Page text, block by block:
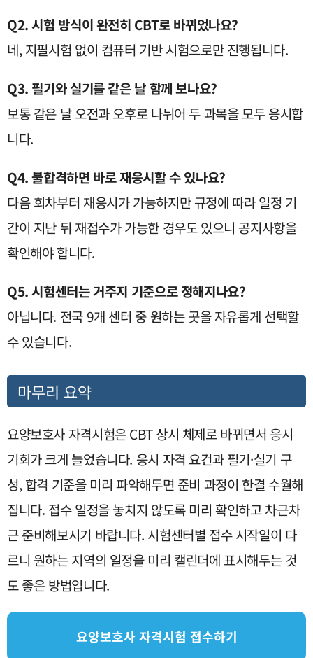
Q2. 시험 방식이 완전히 CBT로 바뀌었나요?
네, 지필시험 없이 컴퓨터 기반 시험으로만 진행됩니다.
Q3. 필기와 실기를 같은 날 함께 보나요?
보통 같은 날 오전과 오후로 나뉘어 두 과목을 모두 응시합
니다.
Q4. 불합격하면 바로 재응시할 수 있나요?
다음 회차부터 재응시가 가능하지만 규정에 따라 일정 기
간이 지난 뒤 재접수가 가능한 경우도 있으니 공지사항을
확인해야 합니다.
Q5. 시험센터는 거주지 기준으로 정해지나요?
아닙니다. 전국 9개 센터 중 원하는 곳을 자유롭게 선택할
수 있습니다.
마무리 요약
요양보호사 자격시험은 CBT 상시 체제로 바뀌면서 응시
기회가 크게 늘었습니다. 응시 자격 요건과 필기·실기 구
성, 합격 기준을 미리 파악해두면 준비 과정이 한결 수월해
집니다. 접수 일정을 놓치지 않도록 미리 확인하고 차근차
근 준비해보시기 바랍니다. 시험센터별 접수 시작일이 다
르니 원하는 지역의 일정을 미리 캘린더에 표시해두는 것
도 좋은 방법입니다.
요양보호사 자격시험 접수하기